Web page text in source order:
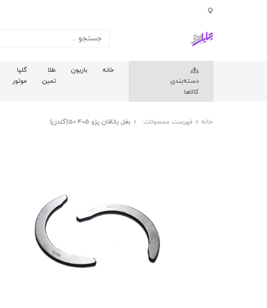
دسته‌بندی
کالاها
خانه باریون
طلا
تمین
گلپا
موتور
خانه فهرست محصولات بغل ياتاقان پژو 405 50{گلدن}